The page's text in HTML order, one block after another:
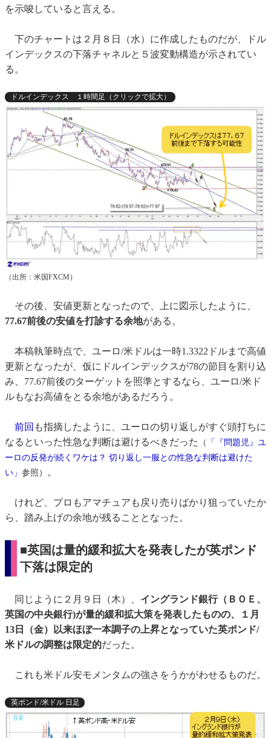
を示唆していると言える。
下のチャートは２月８日（水）に作成したものだが、ドル
インデックスの下落チャネルと５波変動構造が示されてい
る。
ドルインデックス １時間足（クリックで拡大）
（出所：米国FXCM）
その後、安値更新となったので、上に図示したように、
77.67前後の安値を打診する余地がある。
本稿執筆時点で、ユーロ/米ドルは一時1.3322ドルまで高値
更新となったが、仮にドルインデックスが78の節目を割り込
み、77.67前後のターゲットを照準とするなら、ユーロ/米ド
ルもなお高値をとる余地があるだろう。
前回 も指摘したように、ユーロの切り返しがすぐ頭打ちに
なるといった性急な判断は避けるべきだった
（
「『問題児』ユ
ーロの反発が続くワケは？ 切り返し一服との性急な判断は避けた
い」 参照） 。
けれど、プロもアマチュアも戻り売りばかり狙っていたか
ら、踏み上げの余地が残ることとなった。
■英国は量的緩和拡大を発表したが英ポンド
下落は限定的
同じように２月９日（木）、 イングランド銀行（ＢＯＥ、
英国の中央銀行)が量的緩和拡大策を発表したものの、１月
13日（金）以来ほぼ一本調子の上昇となっていた英ポンド/
米ドルの調整は限定的だった。
これも米ドル安モメンタムの強さをうかがわせるものだ。
英ポンド/米ドル 日足